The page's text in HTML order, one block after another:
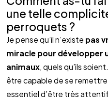
une telle
perroquets ?
Je pense qu’il n’existe pas
miracle pour développer
animaux, quels qu’ils
être capable de se
essentiel d’être très